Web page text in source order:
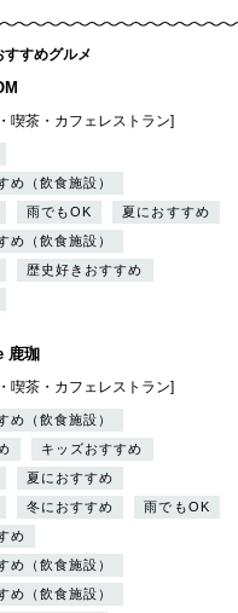
すすめグルメ
喫茶・カフェレストラン]
め（飲食施設）
雨でもOK
夏におすすめ
め（飲食施設）
歴史好きおすすめ
鹿珈
喫茶・カフェレストラン]
め（飲食施設）
キッズおすすめ
夏におすすめ
冬におすすめ
雨でもOK
め
め（飲食施設）
め（飲食施設）